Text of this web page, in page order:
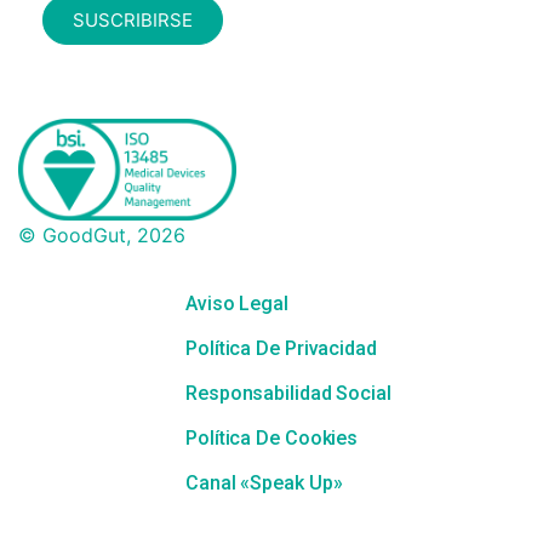
SUSCRIBIRSE
© GoodGut, 2026
Aviso Legal
Política De Privacidad
Responsabilidad Social
Política De Cookies
Canal «Speak Up»